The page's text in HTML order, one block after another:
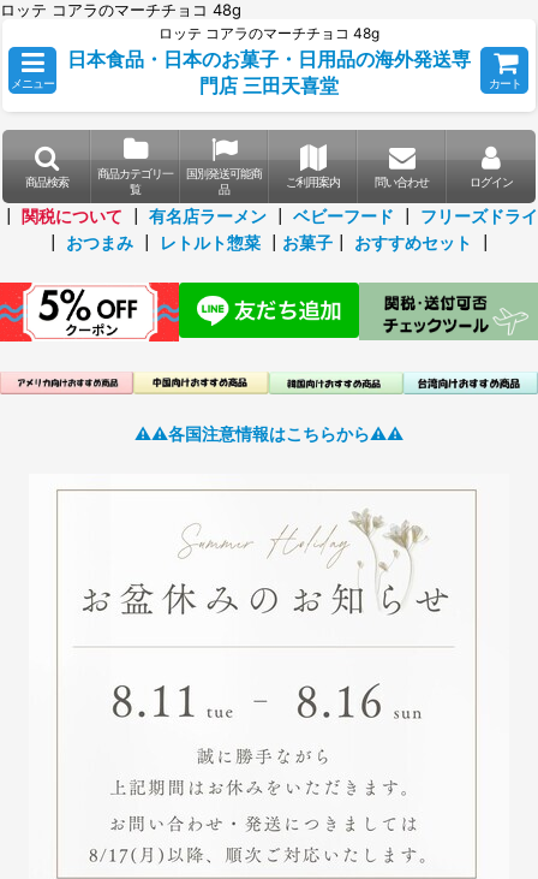
ロッテ コアラのマーチチョコ 48g
ロッテ コアラのマーチチョコ 48g
メニュー
日本食品・日本のお菓子・日用品の海外発送専
門店 三田天喜堂
カート
商品検索
商品カテゴリ一
覧
国別発送可能商
品
ご利用案内 問い合わせ ログイン
関税について 有名店ラーメン ベビーフード
フリーズドライ
おつまみ レトルト惣菜 お菓子 おすすめセット
⚠️⚠️各国注意情報はこちらから⚠️⚠️